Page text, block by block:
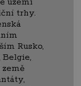
trhy.
Rusko,
Belgie,
země